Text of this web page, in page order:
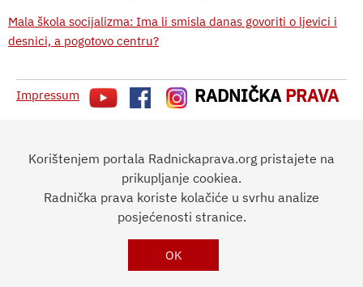
Mala škola socijalizma: Ima li smisla danas govoriti o ljevici i
desnici, a pogotovo centru?
Impressum RADNIČKA PRAVA
Korištenjem portala Radnickaprava.org pristajete na
prikupljanje cookiea.
Radnička prava koriste kolačiće u svrhu analize
posjećenosti stranice.
OK